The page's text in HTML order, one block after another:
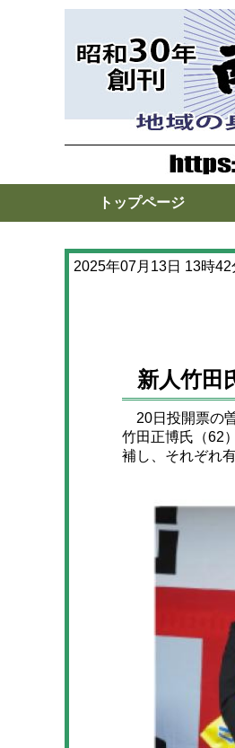
トップページ
2025年07月13日 13時42
新人竹田
20日投開票の
竹田正博氏（62
補し、それぞれ